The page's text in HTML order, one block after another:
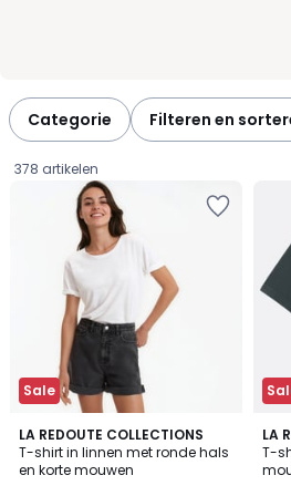
Categorie Filteren en
378 artikelen
Sale
LA REDOUTE COLLECTIONS
T-shirt in linnen met ronde hals
en korte mouwen
4,4
/ 5
3
Kleuren
LA
T-
4,3
/ 5
3